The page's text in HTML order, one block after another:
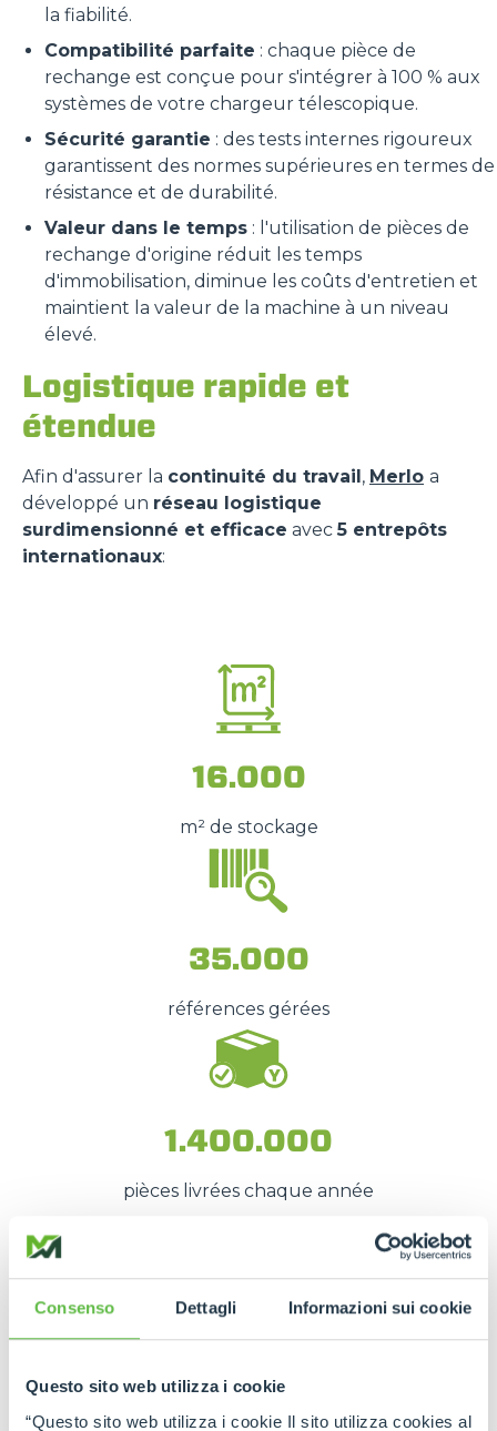
Consenso Dettagli Informazioni sui cookie
Questo sito web utilizza i cookie
“Questo sito web utilizza i cookie Il sito utilizza cookies al
la fiabilité.
Compatibilité parfaite : chaque pièce de
rechange est conçue pour s'intégrer à 100 % aux
systèmes de votre chargeur télescopique.
Sécurité garantie : des tests internes rigoureux
garantissent des normes supérieures en termes de
résistance et de durabilité.
Valeur dans le temps : l'utilisation de pièces de
rechange d'origine réduit les temps
d'immobilisation, diminue les coûts d'entretien et
maintient la valeur de la machine à un niveau
élevé.
Logistique rapide et
étendue
Afin d'assurer la continuité du travail, Merlo a
développé un réseau logistique
surdimensionné et efficace avec5 entrepôts
internationaux:
16.000
m² de stockage
35.000
références gérées
1.400.000
pièces livrées chaque année
rapide des pièces de rechange, même en cas
d'urgence, afin deréduire au minimum les
La force du réseau Merlo